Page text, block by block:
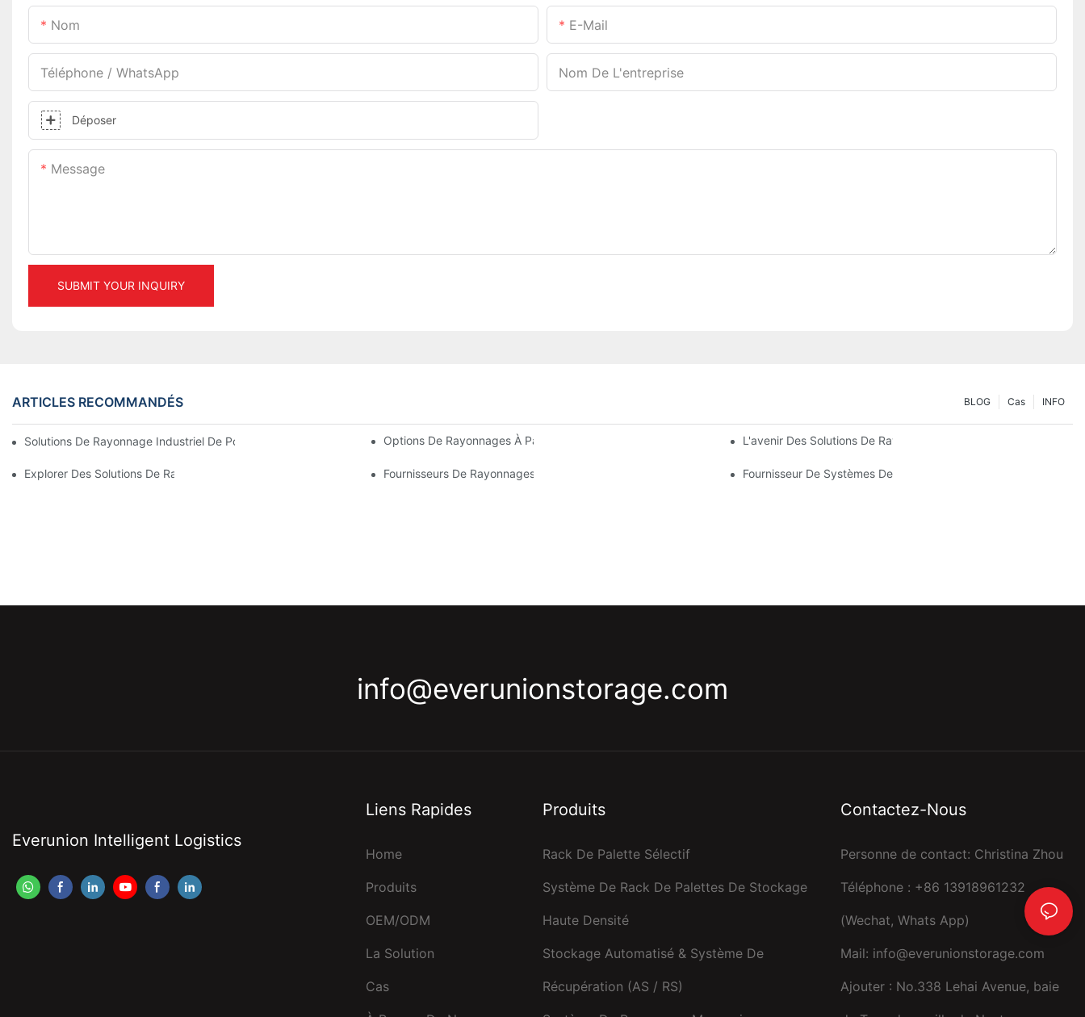
Nom E-Mail
Téléphone / WhatsApp Nom De L'entreprise
Déposer
Message
SUBMIT YOUR INQUIRY
ARTICLES RECOMMANDÉS INFO
Cas
BLOG
Solutions De Rayonnage Industriel De Pointe Pour Une Gestion D'entrepôt EfficaceOptions De Rayonnages À Palettes Sur Mesure : Adaptez-Les À Vos Besoins De StockageL'avenir Des Solutions De Rayonnages Pour Palettes :
Explorer Des Solutions De Rayonnage De Stockage Efficaces Pour Chaque Secteur D'activitéFournisseurs De Rayonnages D'entrepôt : Les Points À Prendre En CompteFournisseur De Systèmes De Rayonnage : Facteurs Clés Pour
info@everunionstorage.com
Everunion Intelligent Logistics
Liens Rapides
Home
Produits
OEM/ODM
La Solution
Cas
Produits
Rack De Palette Sélectif
Système De Rack De Palettes De Stockage
Haute Densité
Stockage Automatisé & Système De
Récupération (AS / RS)
Contactez-Nous
Personne de contact: Christina Zhou
Téléphone : +86 13918961232
(Wechat, Whats App)
Mail: info@everunionstorage.com
Ajouter : No.338 Lehai Avenue, baie